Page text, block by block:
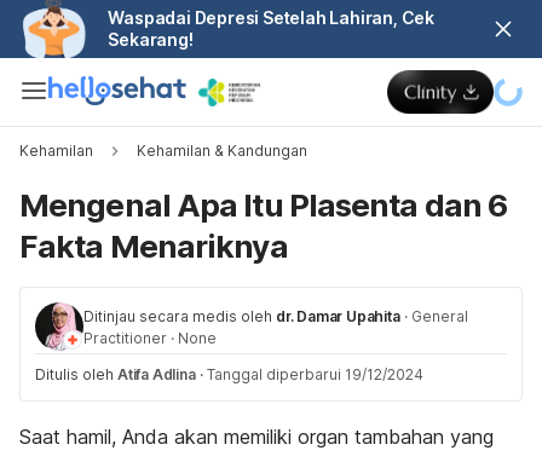
Waspadai Depresi Setelah Lahiran, Cek
Sekarang!
Kehamilan Kehamilan & Kandungan
Mengenal Apa Itu Plasenta dan 6
Fakta Menariknya
Ditinjau secara medis oleh dr. Damar Upahita · General
Practitioner · None
Ditulis oleh Atifa Adlina · Tanggal diperbarui 19/12/2024
Saat hamil, Anda akan memiliki organ tambahan yang